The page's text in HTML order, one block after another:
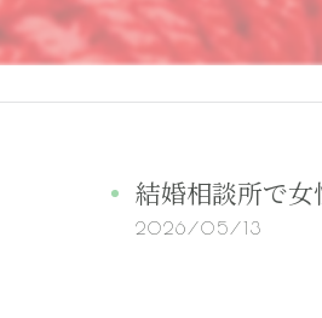
結婚相談所で女
2026/05/13